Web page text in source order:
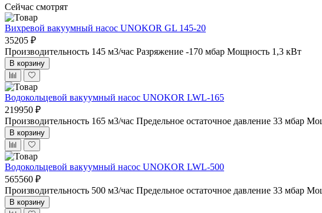
Сейчас смотрят
Вихревой вакуумный насос UNOKOR GL 145-20
35205 ₽
Производительность 145 м3/час Разряжение -170 мбар Мощность 1,3 кВт
В корзину
Водокольцевой вакуумный насос UNOKOR LWL-165
219950 ₽
Производительность 165 м3/час Предельное остаточное давление 33 мбар
В корзину
Водокольцевой вакуумный насос UNOKOR LWL-500
565560 ₽
Производительность 500 м3/час Предельное остаточное давление 33 мбар
В корзину